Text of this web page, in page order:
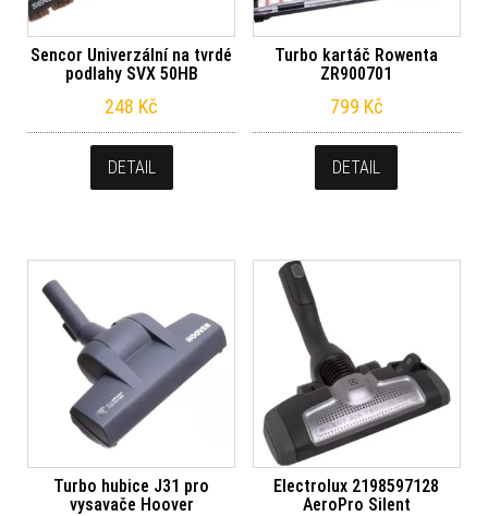
Sencor Univerzální na tvrdé
podlahy SVX 50HB
248 Kč
DETAIL
Turbo kartáč Rowenta
ZR900701
799 Kč
DETAIL
Turbo hubice J31 pro
vysavače Hoover
Electrolux 2198597128
AeroPro Silent